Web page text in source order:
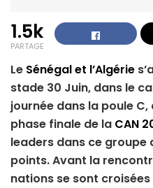
1.5k
PARTAGE
Le Sénégal et l’Algérie
stade 30 Juin, dans le
journée dans la poule C,
phase finale de la CAN
leaders dans ce groupe
points. Avant la
nations se sont